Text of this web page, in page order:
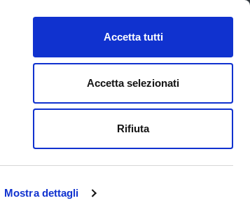
Mostra dettagli
Accetta tutti
Accetta selezionati
Rifiuta
CONTATTI URP SERVIZI ONLINE
Seguici su FacebookTwitterInstagram
LinkedIn
cerca nel sito